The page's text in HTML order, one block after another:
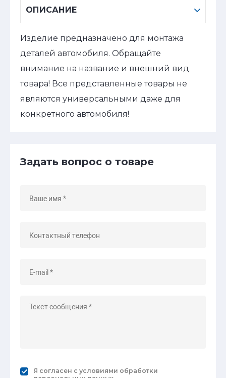
ОПИСАНИЕ
Изделие предназначено для монтажа
деталей автомобиля. Обращайте
внимание на название и внешний вид
товара! Все представленные товары не
являются универсальными даже для
конкретного автомобиля!
Задать вопрос о товаре
Я согласен с условиями обработки